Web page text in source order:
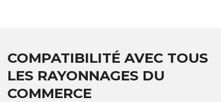
COMPATIBILITÉ AVEC TOUS
LES RAYONNAGES DU
COMMERCE